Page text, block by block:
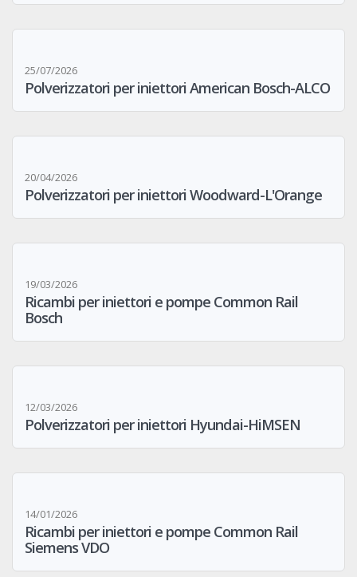
25/07/2026
Polverizzatori per iniettori American Bosch-ALCO
20/04/2026
Polverizzatori per iniettori Woodward-L'Orange
19/03/2026
Ricambi per iniettori e pompe Common Rail
Bosch
12/03/2026
Polverizzatori per iniettori Hyundai-HiMSEN
14/01/2026
Ricambi per iniettori e pompe Common Rail
Siemens VDO